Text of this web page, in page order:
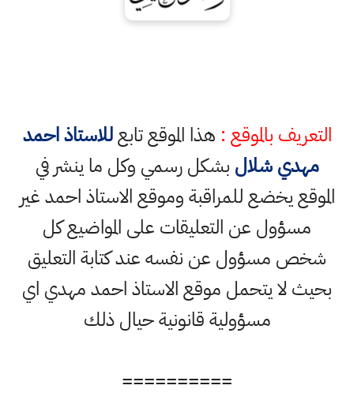
التعريف بالموقع : هذا الموقع تابعللاستاذ احمد
مهدي شلال بشكل رسمي وكل ما ينشر في
الموقع يخضع للمراقبة وموقع الاستاذ احمد غير
مسؤول عن التعليقات على المواضيع كل
شخص مسؤول عن نفسه عند كتابة التعليق
بحيث لا يتحمل موقع الاستاذ احمد مهدي اي
مسؤولية قانونية حيال ذلك
==========